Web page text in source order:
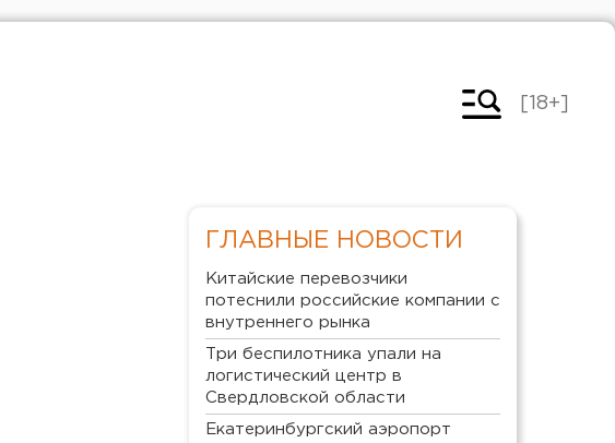
[18+]
ГЛАВНЫЕ НОВОСТИ
Китайские перевозчики
потеснили российские компании с
внутреннего рынка
Три беспилотника упали на
логистический центр в
Свердловской области
Екатеринбургский аэропорт